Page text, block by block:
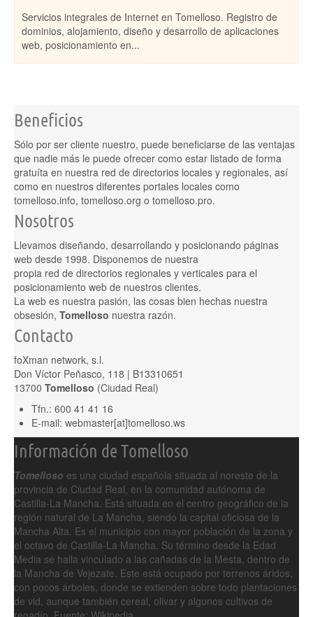
Servicios integrales de Internet en Tomelloso. Registro de
dominios, alojamiento, diseño y desarrollo de aplicaciones
web, posicionamiento en...
Beneficios
Sólo por ser cliente nuestro, puede beneficiarse de las ventajas
que nadie más le puede ofrecer como estar listado de forma
gratuíta en nuestra red de directorios locales y regionales, así
como en nuestros diferentes portales locales como
tomelloso.info, tomelloso.org o tomelloso.pro.
Nosotros
Llevamos diseñando, desarrollando y posicionando páginas
web desde 1998. Disponemos de nuestra
propia red de directorios regionales y verticales para el
posicionamiento web de nuestros clientes.
La web es nuestra pasión, las cosas bien hechas nuestra
obsesión, Tomelloso nuestra razón.
Contacto
foXman network, s.l.
Don Víctor Peñasco, 118 | B13310651
13700 Tomelloso (Ciudad Real)
Tfn.: 600 41 41 16
E-mail: webmaster[at]tomelloso.ws
Información de Tomelloso
Tomelloso es una ciudad española situada al noreste de la
provincia de Ciudad Real, en la comunidad autónoma de
Castilla-La Mancha. Está situada en el centro geográfico de la
región natural de La Mancha, siendo la capital oficiosa de la
Mancha Alta. Es el municipio con mayor población de la zona y
el octavo de Castilla-La Mancha. Su término desde la Edad
Media se halla vinculado a las cañadas de la Mesta, dentro de
la Mancha de Vejezate. Este está ocupado por terrenos áridos,
con pocos árboles, donde se extienden sobre todo plantaciones
de vid, aunque también cereal, olivar y algunos cultivos de